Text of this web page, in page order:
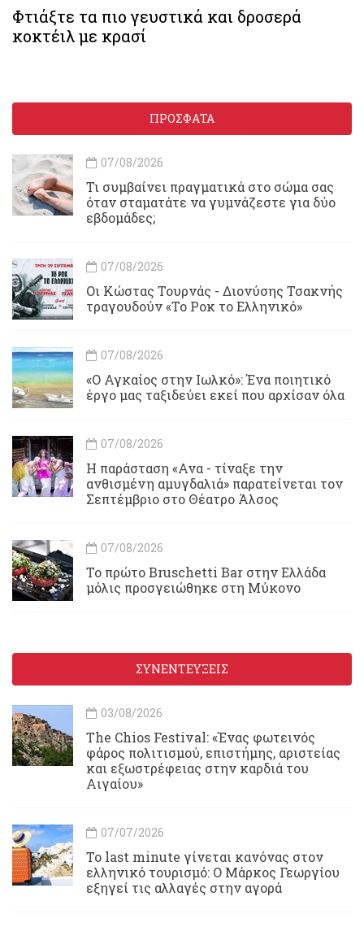
Φτιάξτε τα πιο γευστικά και δροσερά
κοκτέιλ με κρασί
ΠΡΟΣΦΑΤΑ
07/08/2026
Τι συμβαίνει πραγματικά στο σώμα σας
όταν σταματάτε να γυμνάζεστε για δύο
εβδομάδες;
07/08/2026
Οι Κώστας Τουρνάς - Διονύσης Τσακνής
τραγουδούν «Το Ροκ το Ελληνικό»
07/08/2026
«Ο Αγκαίος στην Ιωλκό»: Ένα ποιητικό
έργο μας ταξιδεύει εκεί που αρχίσαν όλα
07/08/2026
Η παράσταση «Ανα - τίναξε την
ανθισμένη αμυγδαλιά» παρατείνεται τον
Σεπτέμβριο στο Θέατρο Άλσος
07/08/2026
Το πρώτο Bruschetti Bar στην Ελλάδα
μόλις προσγειώθηκε στη Μύκονο
ΣΥΝΕΝΤΕΥΞΕΙΣ
03/08/2026
Τhe Chios Festival: «Ένας φωτεινός
φάρος πολιτισμού, επιστήμης, αριστείας
και εξωστρέφειας στην καρδιά του
Αιγαίου»
07/07/2026
Το last minute γίνεται κανόνας στον
ελληνικό τουρισμό: Ο Μάρκος Γεωργίου
εξηγεί τις αλλαγές στην αγορά